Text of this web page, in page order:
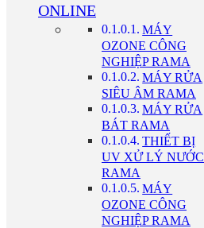
ONLINE
MÁY
OZONE CÔNG
NGHIỆP RAMA
MÁY RỬA
SIÊU ÂM RAMA
MÁY RỬA
BÁT RAMA
THIẾT BỊ
UV XỬ LÝ NƯỚC
RAMA
MÁY
OZONE CÔNG
NGHIỆP RAMA